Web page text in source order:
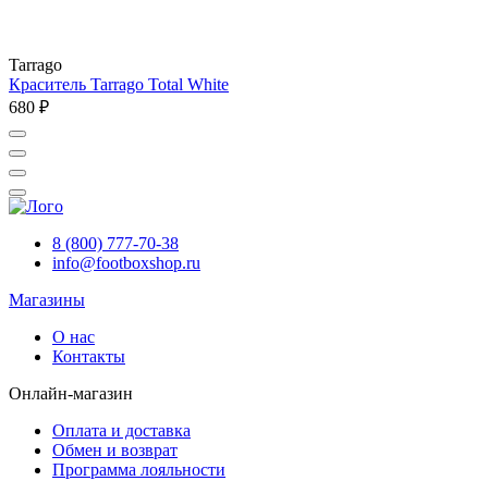
Tarrago
Краситель Tarrago Total White
680 ₽
8 (800) 777-70-38
info@footboxshop.ru
Магазины
О нас
Контакты
Онлайн-магазин
Оплата и доставка
Обмен и возврат
Программа лояльности